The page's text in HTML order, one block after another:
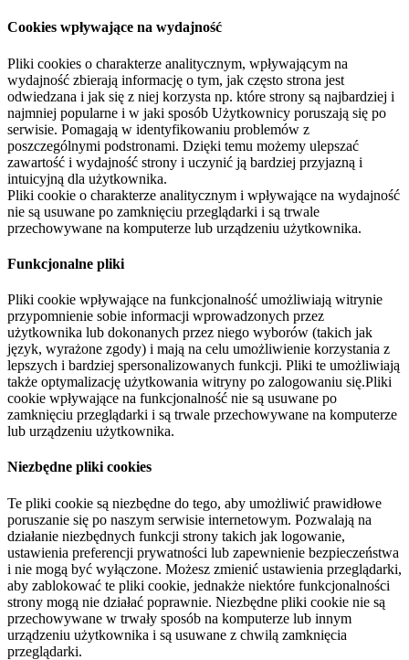
Cookies wpływające na wydajność
Pliki cookies o charakterze analitycznym, wpływającym na
wydajność zbierają informację o tym, jak często strona jest
odwiedzana i jak się z niej korzysta np. które strony są najbardziej i
najmniej popularne i w jaki sposób Użytkownicy poruszają się po
serwisie. Pomagają w identyfikowaniu problemów z
poszczególnymi podstronami. Dzięki temu możemy ulepszać
zawartość i wydajność strony i uczynić ją bardziej przyjazną i
intuicyjną dla użytkownika.
Pliki cookie o charakterze analitycznym i wpływające na wydajność
nie są usuwane po zamknięciu przeglądarki i są trwale
przechowywane na komputerze lub urządzeniu użytkownika.
Funkcjonalne pliki
Pliki cookie wpływające na funkcjonalność umożliwiają witrynie
przypomnienie sobie informacji wprowadzonych przez
użytkownika lub dokonanych przez niego wyborów (takich jak
język, wyrażone zgody) i mają na celu umożliwienie korzystania z
lepszych i bardziej spersonalizowanych funkcji. Pliki te umożliwiają
także optymalizację użytkowania witryny po zalogowaniu się.Pliki
cookie wpływające na funkcjonalność nie są usuwane po
zamknięciu przeglądarki i są trwale przechowywane na komputerze
lub urządzeniu użytkownika.
Niezbędne pliki cookies
Te pliki cookie są niezbędne do tego, aby umożliwić prawidłowe
poruszanie się po naszym serwisie internetowym. Pozwalają na
działanie niezbędnych funkcji strony takich jak logowanie,
ustawienia preferencji prywatności lub zapewnienie bezpieczeństwa
i nie mogą być wyłączone. Możesz zmienić ustawienia przeglądarki,
aby zablokować te pliki cookie, jednakże niektóre funkcjonalności
strony mogą nie działać poprawnie. Niezbędne pliki cookie nie są
przechowywane w trwały sposób na komputerze lub innym
urządzeniu użytkownika i są usuwane z chwilą zamknięcia
przeglądarki.